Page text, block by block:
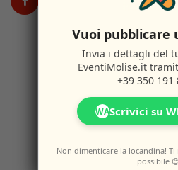
Vuoi pubblicare
Invia i dettagli del
EventiMolise.it
+39 350 191
WAScrivici su
Non dimenticare la locandina!
possibile